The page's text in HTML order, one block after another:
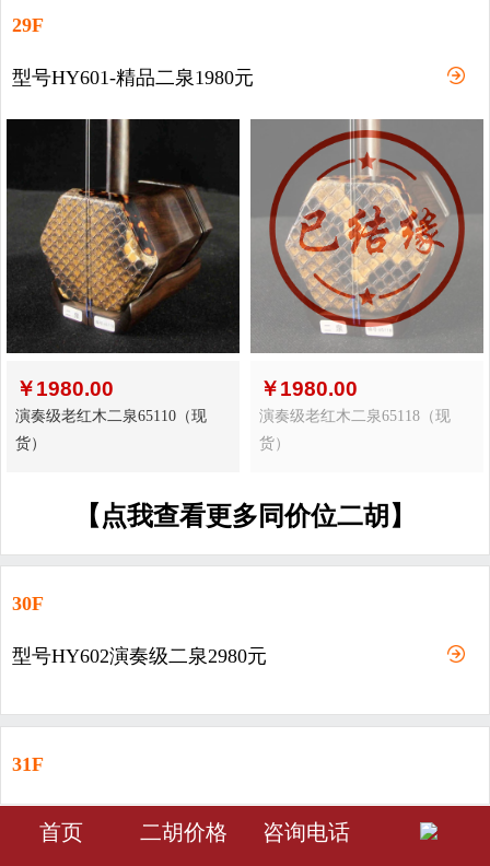
29F
型号HY601-精品二泉1980元
￥1980.00
演奏级老红木二泉65110（现
货）
￥1980.00
演奏级老红木二泉65118（现
货）
【点我查看更多同价位二胡】
30F
型号HY602演奏级二泉2980元
31F
型号HY603-演奏级二泉3980元
󰀁 󰀅
首页 二胡价格 咨询电话